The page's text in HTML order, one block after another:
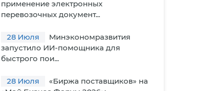
применение электронных
перевозочных документ...
28 Июля
Минэкономразвития
запустило ИИ-помощника для
быстрого пои...
28 Июля
«Биржа поставщиков» на